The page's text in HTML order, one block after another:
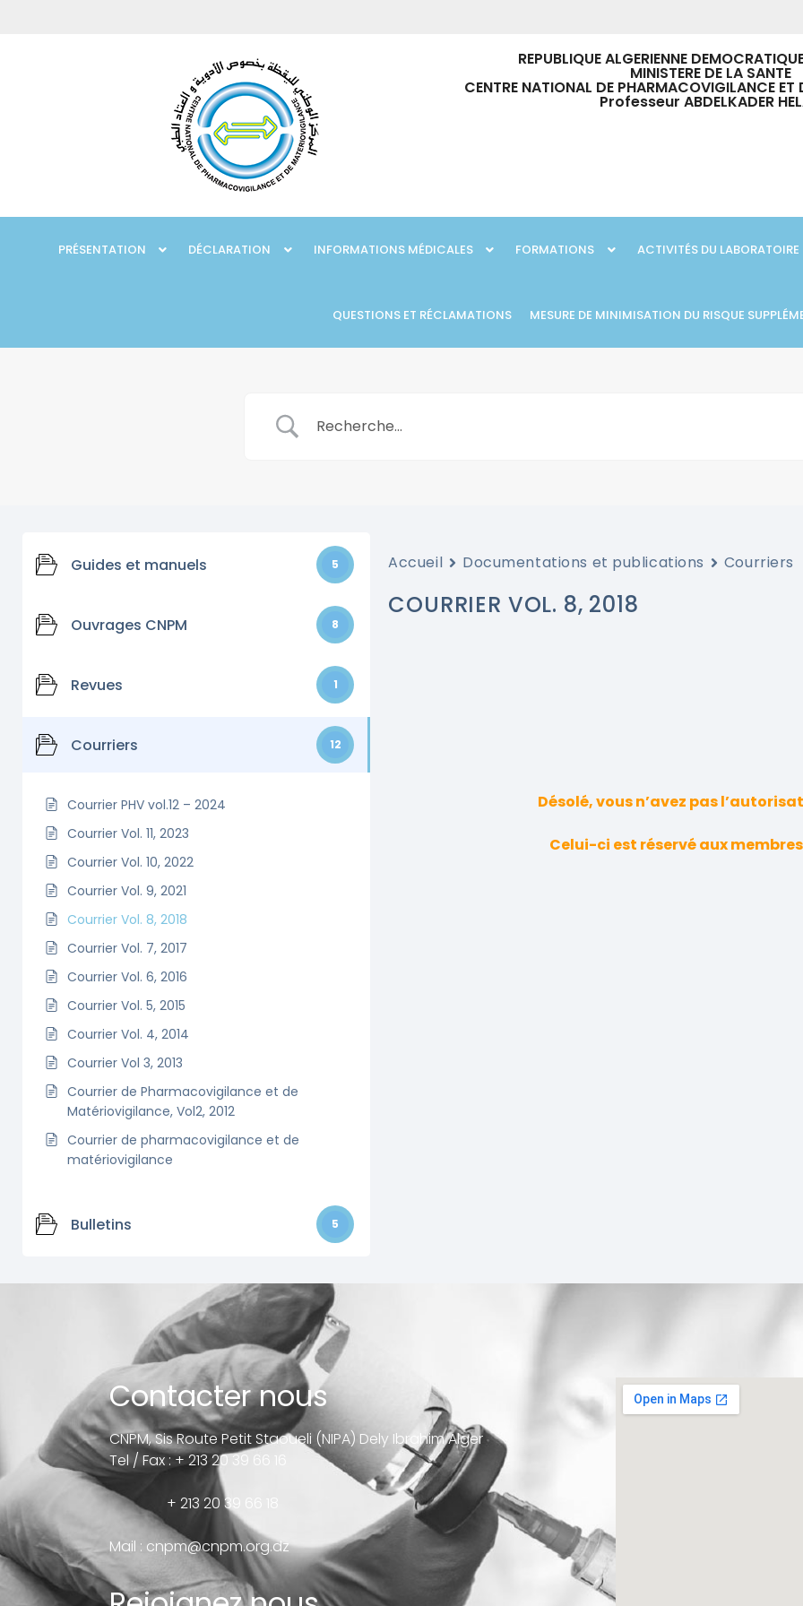
REPUBLIQUE ALGERIENNE
MINISTERE DE LA SANTE
CENTRE NATIONAL DE PHARMACOVIGILANCE ET
Professeur ABDELKADER
PRÉSENTATION DÉCLARATION INFORMATIONS MÉDICALES FORMATIONS ACTIVITÉS DU LABORATOIRE
QUESTIONS ET RÉCLAMATIONS MESURE DE MINIMISATION DU RISQUE
Guides et manuels 5
Ouvrages CNPM 8
Revues 1
Courriers 12
Courrier PHV vol.12 – 2024
Courrier Vol. 11, 2023
Courrier Vol. 10, 2022
Courrier Vol. 9, 2021
Courrier Vol. 8, 2018
Courrier Vol. 7, 2017
Courrier Vol. 6, 2016
Courrier Vol. 5, 2015
Courrier Vol. 4, 2014
Courrier Vol 3, 2013
Courrier de Pharmacovigilance et de
Matériovigilance, Vol2, 2012
Courrier de pharmacovigilance et de
matériovigilance
Bulletins 5
Accueil Documentations et publications Courriers
COURRIER VOL. 8, 2018
Désolé, vous n’avez pas
Celui-ci est réservé aux
Contacter nous
CNPM, Sis Route Petit Staoueli (NIPA) Dely Ibrahim Alger
Tel / Fax : + 213 20 39 66 16
+ 213 20 39 66 18
Mail : cnpm@cnpm.org.dz